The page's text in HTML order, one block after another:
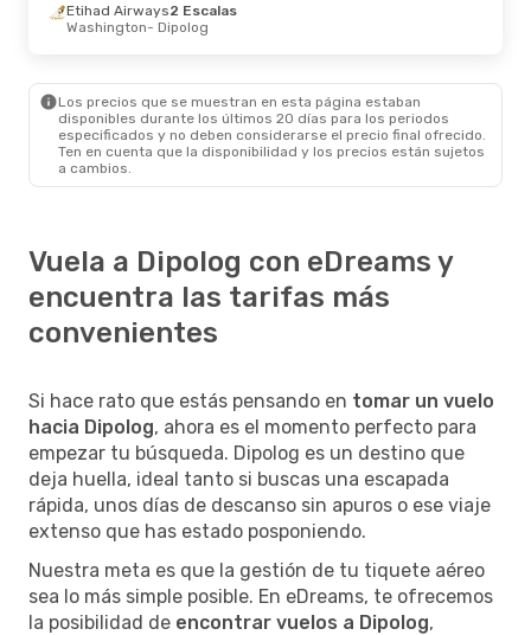
Etihad Airways2 Escalas
Washington- Dipolog
Los precios que se muestran en esta página estaban
disponibles durante los últimos 20 días para los periodos
especificados y no deben considerarse el precio final ofrecido.
Ten en cuenta que la disponibilidad y los precios están sujetos
a cambios.
Vuela a Dipolog con eDreams y
encuentra las tarifas más
convenientes
Si hace rato que estás pensando en tomar un vuelo
hacia Dipolog, ahora es el momento perfecto para
empezar tu búsqueda. Dipolog es un destino que
deja huella, ideal tanto si buscas una escapada
rápida, unos días de descanso sin apuros o ese viaje
extenso que has estado posponiendo.
Nuestra meta es que la gestión de tu tiquete aéreo
sea lo más simple posible. En eDreams, te ofrecemos
la posibilidad de encontrar vuelos a Dipolog,